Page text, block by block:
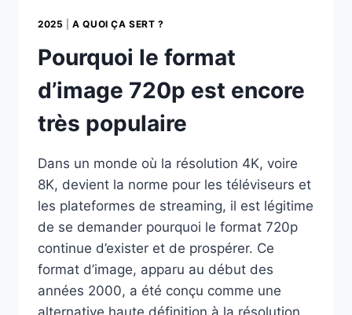
2025 |A QUOI ÇA SERT ?
Pourquoi le format
d’image 720p est encore
très populaire
Dans un monde où la résolution 4K, voire
8K, devient la norme pour les téléviseurs et
les plateformes de streaming, il est légitime
de se demander pourquoi le format 720p
continue d’exister et de prospérer. Ce
format d’image, apparu au début des
années 2000, a été conçu comme une
alternative haute définition à la résolution…